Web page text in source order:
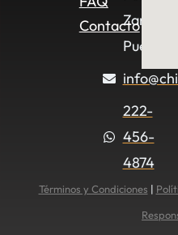
Contacto
Pue.
222-
456-
4874
Términos y Condiciones |